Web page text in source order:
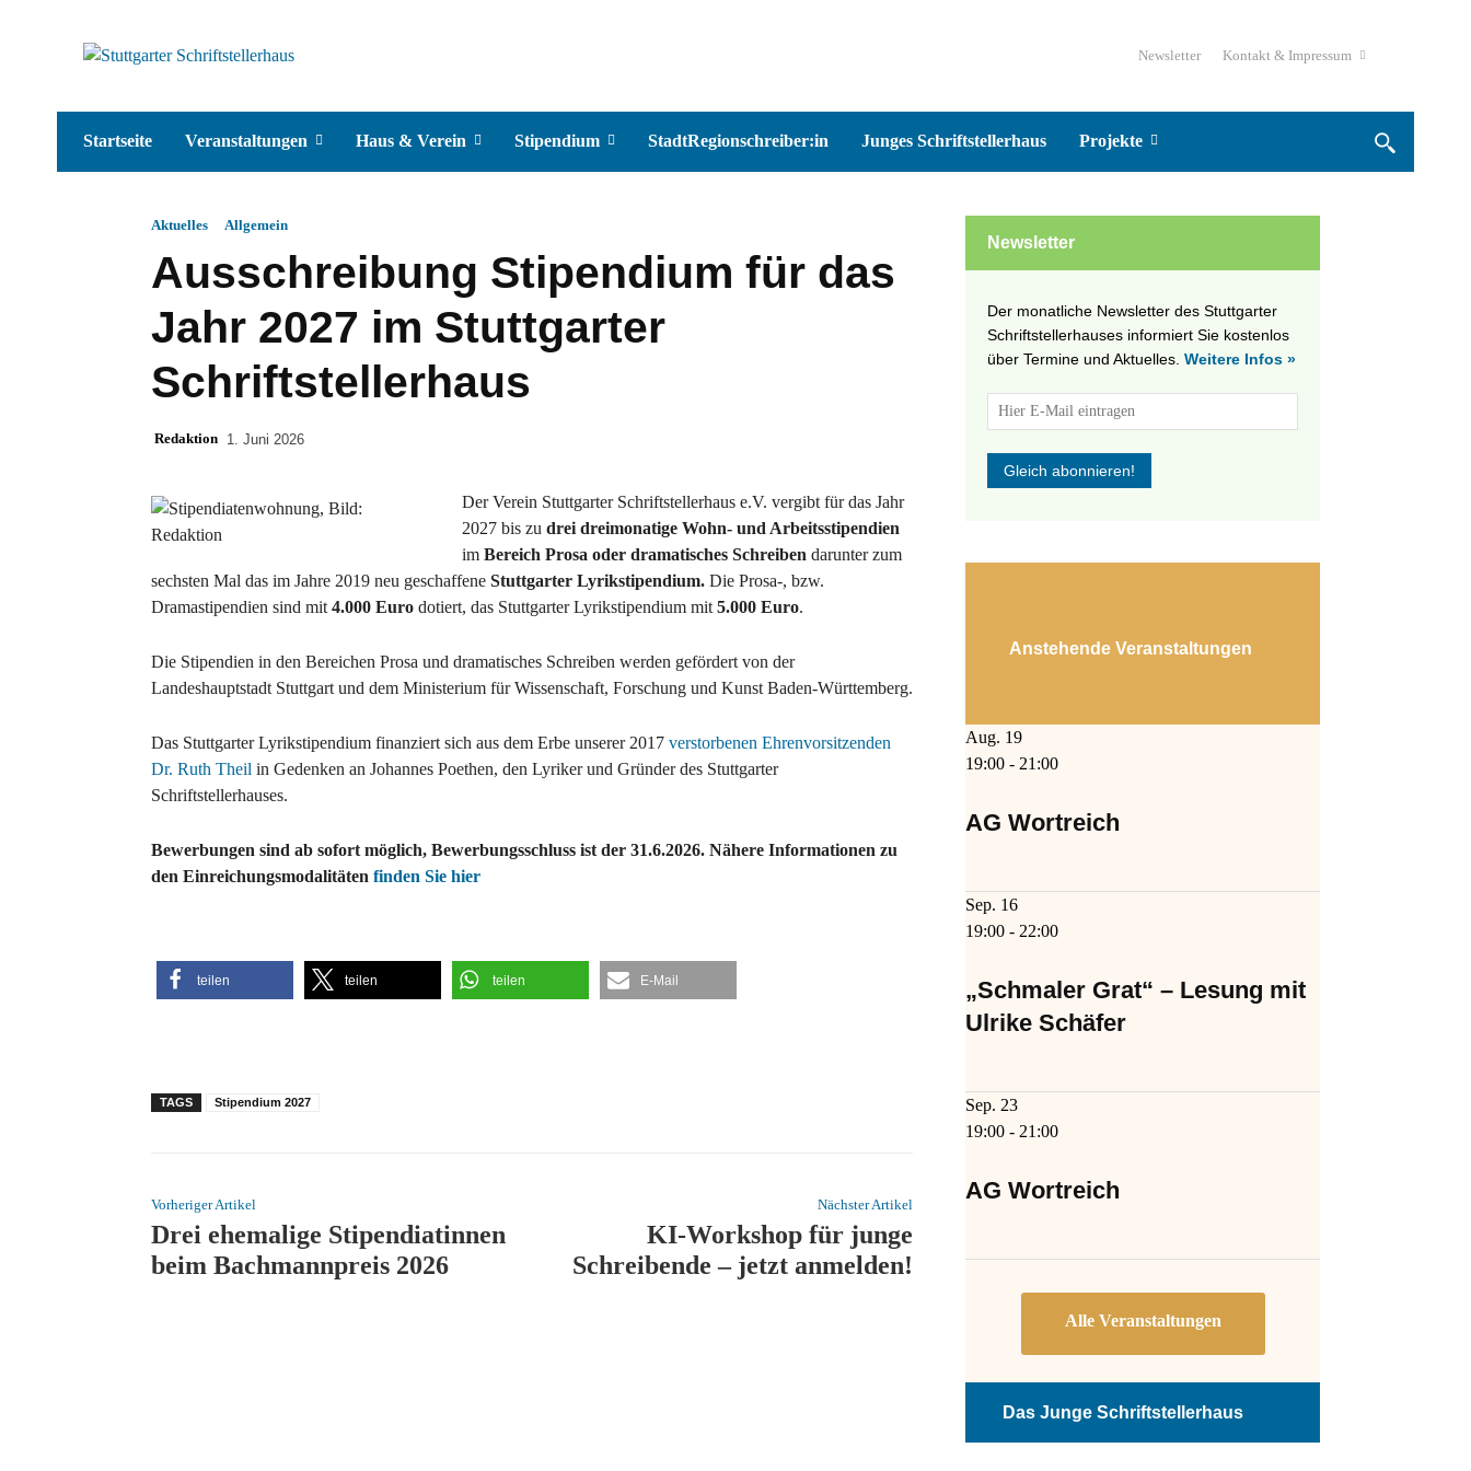
Newsletter Kontakt & Impressum
Startseite Veranstaltungen Haus & Verein Stipendium StadtRegionschreiber:in Junges Schriftstellerhaus Projekte
Aktuelles Allgemein
Ausschreibung Stipendium für das
Jahr 2027 im Stuttgarter
Schriftstellerhaus
Redaktion 1. Juni 2026
Der Verein Stuttgarter Schriftstellerhaus e.V. vergibt für das Jahr
2027 bis zu drei dreimonatige Wohn- und Arbeitsstipendien
im Bereich Prosa oder dramatisches Schreiben darunter zum
sechsten Mal das im Jahre 2019 neu geschaffene Stuttgarter Lyrikstipendium. Die Prosa-, bzw.
Dramastipendien sind mit 4.000 Euro dotiert, das Stuttgarter Lyrikstipendium mit 5.000 Euro.
Die Stipendien in den Bereichen Prosa und dramatisches Schreiben werden gefördert von der
Landeshauptstadt Stuttgart und dem Ministerium für Wissenschaft, Forschung und Kunst Baden-Württemberg.
Das Stuttgarter Lyrikstipendium finanziert sich aus dem Erbe unserer 2017 verstorbenen Ehrenvorsitzenden
Dr. Ruth Theil in Gedenken an Johannes Poethen, den Lyriker und Gründer des Stuttgarter
Schriftstellerhauses.
Bewerbungen sind ab sofort möglich, Bewerbungsschluss ist der 31.6.2026. Nähere Informationen zu
den Einreichungsmodalitäten finden Sie hier
teilen teilen teilen E-Mail
TAGS Stipendium 2027
Vorheriger Artikel
Drei ehemalige Stipendiatinnen
beim Bachmannpreis 2026
Nächster Artikel
KI-Workshop für junge
Schreibende – jetzt anmelden!
Newsletter
Der monatliche Newsletter des Stuttgarter
Schriftstellerhauses informiert Sie kostenlos
über Termine und Aktuelles. Weitere Infos »
Anstehende Veranstaltungen
Aug. 19
19:00 - 21:00
AG Wortreich
Sep. 16
19:00 - 22:00
„Schmaler Grat“ – Lesung mit
Ulrike Schäfer
Sep. 23
19:00 - 21:00
AG Wortreich
Das Junge Schriftstellerhaus